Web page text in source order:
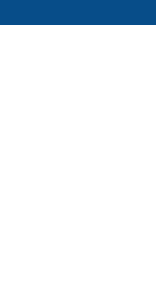
al